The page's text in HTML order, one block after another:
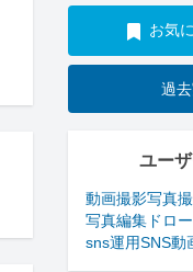
お気
過
ユー
動画撮影写真
写真編集 ドロ
sns運用SNS動